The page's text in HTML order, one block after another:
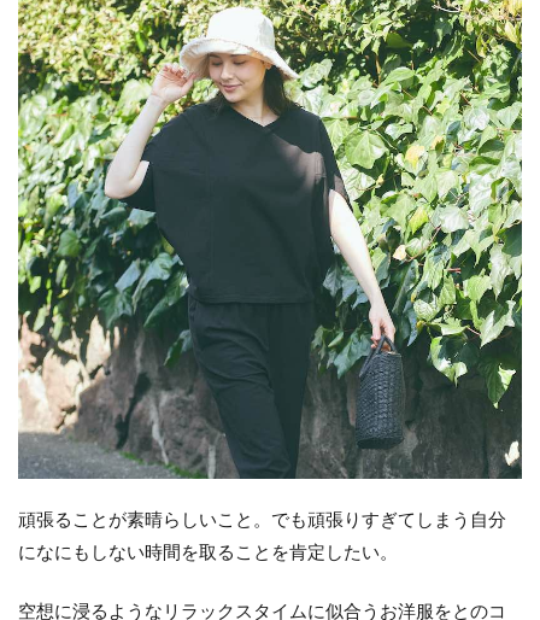
頑張ることが素晴らしいこと。でも頑張りすぎてしまう自分
になにもしない時間を取ることを肯定したい。
空想に浸るようなリラックスタイムに似合うお洋服をとのコ